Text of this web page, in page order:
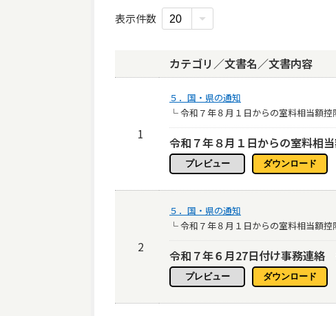
表示件数
カテゴリ／文書名／文書内容
1
５．国・県の通知
└ 令和７年８月１日からの室料相当額控
令和７年８月１日からの室料相
2
５．国・県の通知
└ 令和７年８月１日からの室料相当額控
令和７年６月27日付け事務連絡